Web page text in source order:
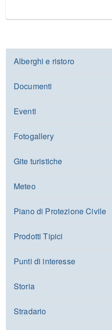
Alberghi e ristoro
Documenti
Eventi
Fotogallery
Gite turistiche
Meteo
Piano di Protezione Civile
Prodotti Tipici
Punti di interesse
Storia
Stradario